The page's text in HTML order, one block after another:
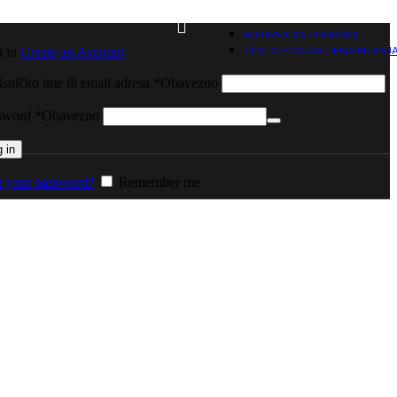
KORISNIČKA PODRŠKA
ČESTO POSTAVLJENA
in Create an Account
ime ili email adresa Obavezno
Obavezno
in
your password? Remember me